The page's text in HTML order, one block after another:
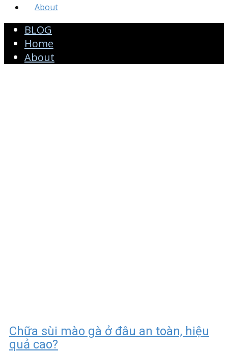
About
BLOG
Home
About
Chữa sùi mào gà ở đâu an toàn, hiệu
quả cao?